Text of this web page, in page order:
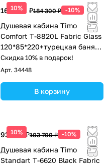
10%
165 870 ₽184 300 ₽ -10%
Душевая кабина Timo
Comfort T-8820L Fabric Glass
120*85*220+турецкая баня
хамам
Скидка 10% в подарок!
Арт. 34448
В корзину
10%
93 330 ₽103 700 ₽ -10%
Душевая кабина Timo
Standart T-6620 Black Fabric